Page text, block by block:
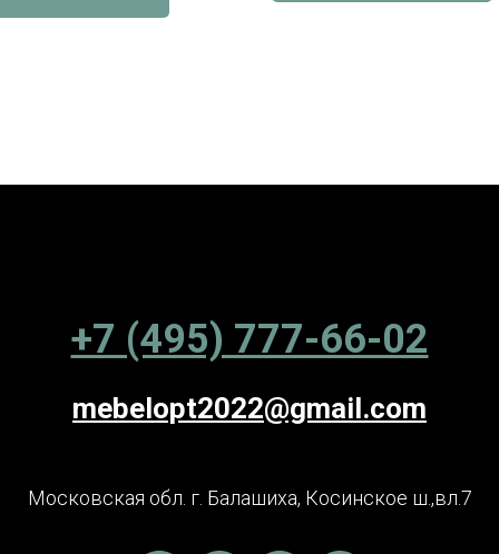
+7 (495) 777-66-02
mebelopt2022@gmail.com
Московская обл. г. Балашиха, Косинское ш.,вл.7